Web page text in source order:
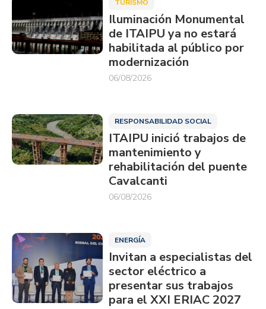
TURISMO
Iluminación Monumental
de ITAIPU ya no estará
habilitada al público por
modernización
06/08/2026
RESPONSABILIDAD SOCIAL
ITAIPU inició trabajos de
mantenimiento y
rehabilitación del puente
Cavalcanti
06/08/2026
ENERGÍA
Invitan a especialistas del
sector eléctrico a
presentar sus trabajos
para el XXI ERIAC 2027